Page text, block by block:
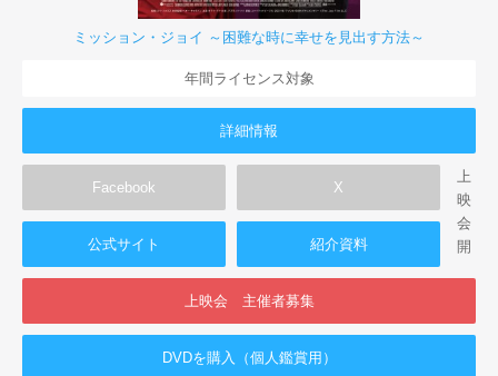
ミッション・ジョイ ～困難な時に幸せを見出す方法～
年間ライセンス対象
詳細情報
Facebook X
公式サイト 紹介資料
上映会 主催者募集
DVDを購入（個人鑑賞用）
上
映
会
開